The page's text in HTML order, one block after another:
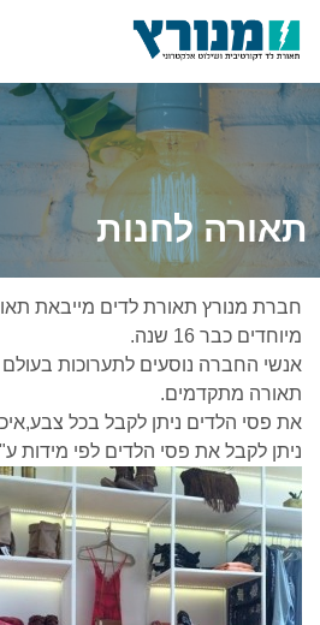
תאורה לחנות
חברת מנורץ תאורת לדים מייבאת
מיוחדים כבר 16 שנה.
אנשי החברה נוסעים לתערוכות
תאורה מתקדמים.
את פסי הלדים ניתן לקבל בכל
ניתן לקבל את פסי הלדים לפי מידות